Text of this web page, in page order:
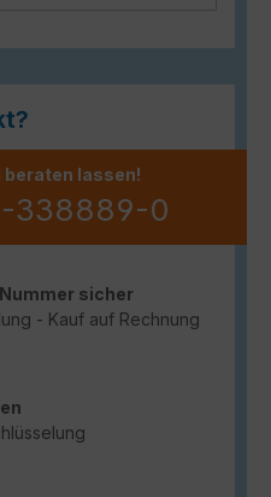
lassen!
338889-0
sicher
- Kauf auf Rechnung